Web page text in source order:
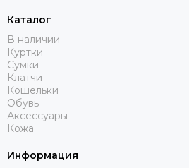
Каталог
В наличии
Куртки
Сумки
Клатчи
Кошельки
Обувь
Аксессуары
Кожа
Информация